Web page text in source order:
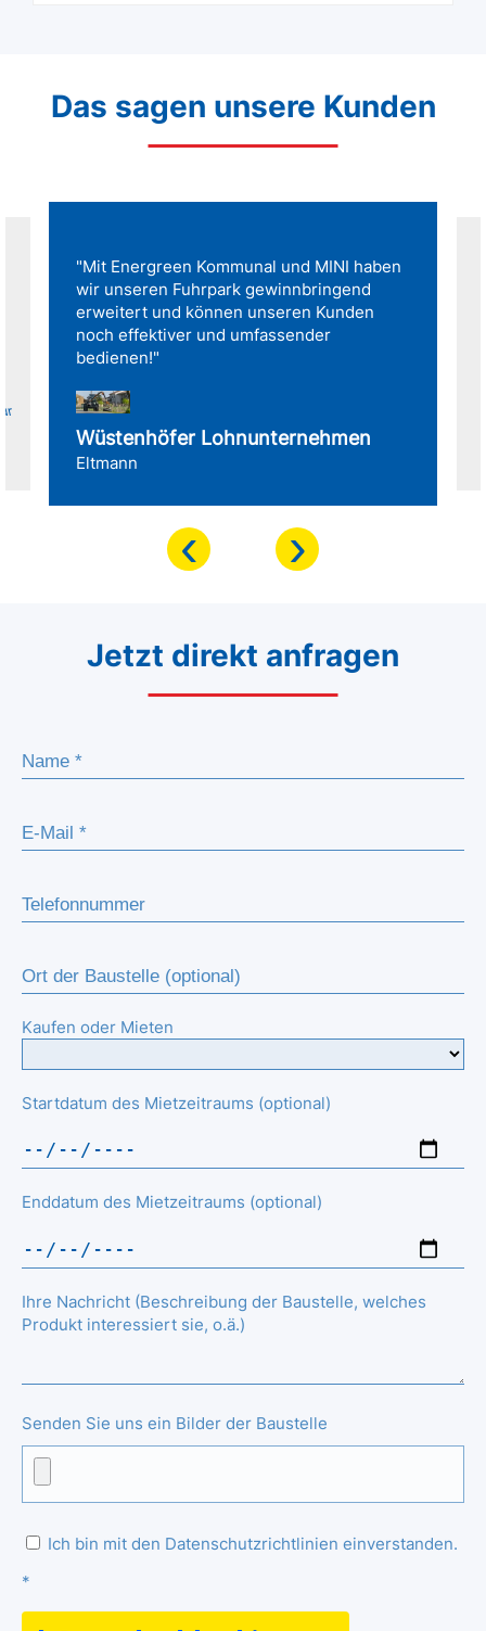
Das sagen unsere Kunden
"Mit Energreen Kommunal und MINI haben
wir unseren Fuhrpark gewinnbringend
erweitert und können unseren Kunden
noch effektiver und umfassender
bedienen!"
Wüstenhöfer Lohnunternehmen
Eltmann
‹ ›
Jetzt direkt anfragen
Kaufen oder Mieten
Startdatum des Mietzeitraums (optional)
Enddatum des Mietzeitraums (optional)
Ihre Nachricht (Beschreibung der Baustelle, welches
Produkt interessiert sie, o.ä.)
Senden Sie uns ein Bilder der Baustelle
Ich bin mit den Datenschutzrichtlinien einverstanden.
*